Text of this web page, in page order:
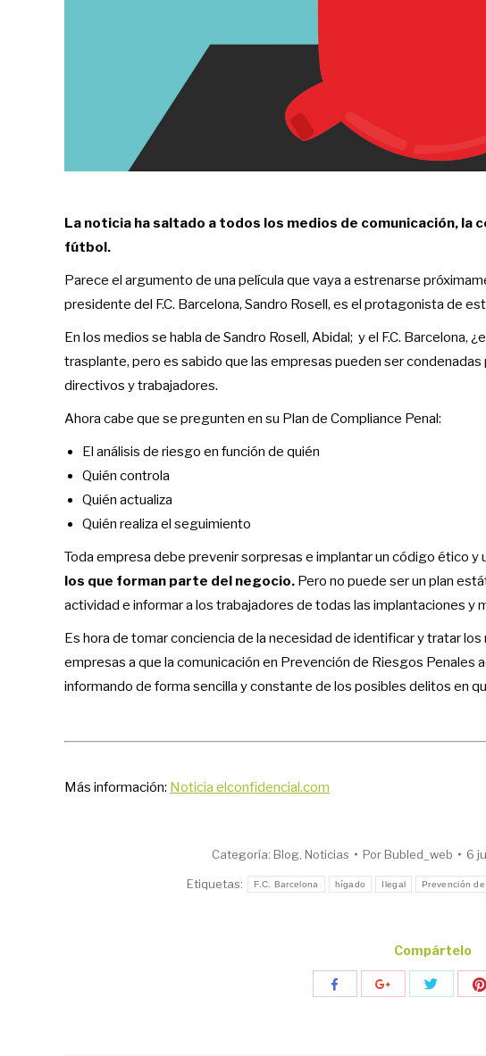
La noticia ha saltado a todos los medios de comunicación, la
fútbol.
Parece el argumento de una película que vaya a estrenarse
presidente del F.C. Barcelona, Sandro Rosell, es el protagonista de
En los medios se habla de Sandro Rosell, Abidal; y el F.C. Barcelona,
trasplante, pero es sabido que las empresas pueden ser
directivos y trabajadores.
Ahora cabe que se pregunten en su Plan de Compliance Penal:
El análisis de riesgo en función de quién
Quién controla
Quién actualiza
Quién realiza el seguimiento
Toda empresa debe prevenir sorpresas e implantar un código ético y
los que forman parte del negocio. Pero no puede ser un plan
actividad e informar a los trabajadores de todas las implantaciones y
Es hora de tomar conciencia de la necesidad de identificar y tratar
empresas a que la comunicación en Prevención de Riesgos Penales
informando de forma sencilla y constante de los posibles delitos en
Más información: Noticia elconfidencial.com
Categoría: Blog, Noticias Por Bubled_web 6
Etiquetas: F.C. Barcelona hígado Ilegal Prevención
Compártelo
Compartir Compartir